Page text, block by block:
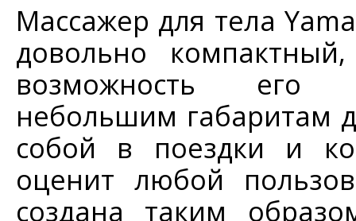
Массажер для тела
довольно
возможность его
небольшим габаритам
собой в поездки и
оценит любой
создана таким